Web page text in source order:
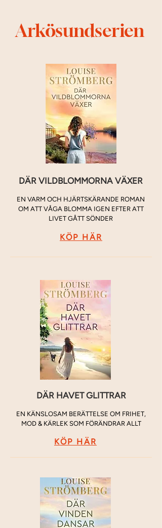
Arkösundserien
DÄR VILDBLOMMORNA VÄXER
EN VARM OCH HJÄRTSKÄRANDE ROMAN
OM ATT VÅGA BLOMMA IGEN EFTER ATT
LIVET GÅTT SÖNDER
KÖP HÄR
DÄR HAVET GLITTRAR
EN KÄNSLOSAM BERÄTTELSE OM FRIHET,
MOD & KÄRLEK SOM FÖRÄNDRAR ALLT
KÖP HÄR